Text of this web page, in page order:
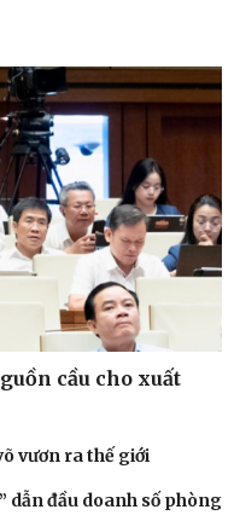
cầu cho xuất
vươn ra thế giới
dẫn đầu doanh số phòng